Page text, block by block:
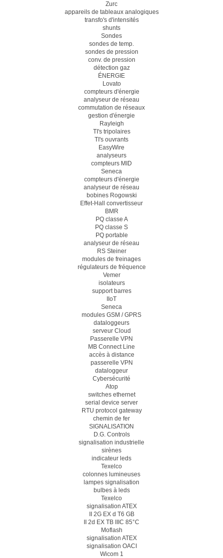
Zurc
appareils de tableaux analogiques
transfo's d'intensités
shunts
Sondes
sondes de temp.
sondes de pression
conv. de pression
détection gaz
ÉNERGIE
Lovato
compteurs d'énergie
analyseur de réseau
commutation de réseaux
gestion d'énergie
Rayleigh
TI's tripolaires
TI's ouvrants
EasyWire
analyseurs
compteurs MID
Seneca
compteurs d'énergie
analyseur de réseau
bobines Rogowski
Effet-Hall convertisseur
BMR
PQ classe A
PQ classe S
PQ portable
analyseur de réseau
RS Steiner
modules de freinages
régulateurs de fréquence
Vemer
isolateurs
support barres
IIoT
Seneca
modules GSM / GPRS
dataloggeurs
serveur Cloud
Passerelle VPN
MB Connect Line
accès à distance
passerelle VPN
dataloggeur
Cybersécurité
Atop
switches ethernet
serial device server
RTU protocol gateway
chemin de fer
SIGNALISATION
D.G. Controls
signalisation industrielle
sirènes
indicateur leds
Texelco
colonnes lumineuses
lampes signalisation
bulbes à leds
Texelco
signalisation ATEX
II 2G EX d T6 GB
II 2d EX TB IIIC 85°C
Moflash
signalisation ATEX
signalisation OACI
Wicom 1